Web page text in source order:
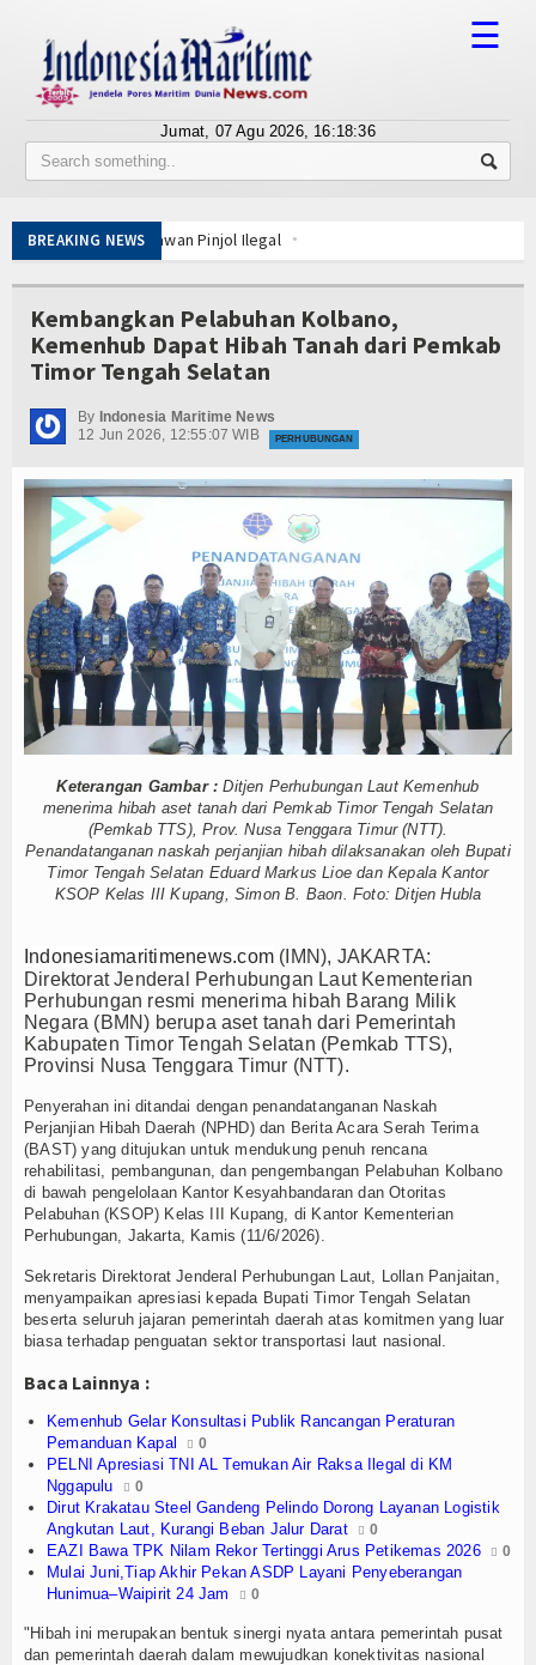
Tentang Kami
Berita
BUMN
Editorial
Ekspose
Hankam
Hukum
Internasional
Kelautan dan Perikanan
Khazanah
Logistik
Nasional
News
Olahraga
Perhubungan
Religi
Opini
Pelabuhan
Politik
Seni & Budaya
Sorot
Tauziah
Tokoh
Wisata
TV
☰
Jumat, 07 Agu 2026, 16:18:36
BREAKING NEWS
Lawan Pinjol Ilegal
Esensi Perlindungan Nyawa
Pemindai Peti Kemas Ekspor
Kelola
Belitung
Nelayan Merah Putih
IPC TPK-Kejari Jakut Perpanjang Kerja Sama Hukum
Motor Harley Pretelan dari China Diselundupkan Lewat Tanjung Priok
Esensi Perlindungan Nyawa
Pemindai Peti Kemas Ekspor
Kelola
Belitung
Nelayan Merah Putih
Lawan Pinjol Ilegal
IPC TPK-Kejari Jakut Perpanjang Kerja Sama Hukum
Motor Harley Pretelan dari China Diselundupkan Lewat Tanjung Priok
Esensi Perlindungan Nyawa
Pemindai Peti Kemas Ekspor
Kelola
Belitung
Nelayan Merah Putih
Kembangkan Pelabuhan Kolbano,
Kemenhub Dapat Hibah Tanah dari Pemkab
Timor Tengah Selatan
By Indonesia Maritime News
12 Jun 2026, 12:55:07 WIB
PERHUBUNGAN
Keterangan Gambar : Ditjen Perhubungan Laut Kemenhub
menerima hibah aset tanah dari Pemkab Timor Tengah Selatan
(Pemkab TTS), Prov. Nusa Tenggara Timur (NTT).
Penandatanganan naskah perjanjian hibah dilaksanakan oleh Bupati
Timor Tengah Selatan Eduard Markus Lioe dan Kepala Kantor
KSOP Kelas III Kupang, Simon B. Baon. Foto: Ditjen Hubla
Indonesiamaritimenews.com (IMN), JAKARTA:
Direktorat Jenderal Perhubungan Laut Kementerian
Perhubungan resmi menerima hibah Barang Milik
Negara (BMN) berupa aset tanah dari Pemerintah
Kabupaten Timor Tengah Selatan (Pemkab TTS),
Provinsi Nusa Tenggara Timur (NTT).
Penyerahan ini ditandai dengan penandatanganan Naskah
Perjanjian Hibah Daerah (NPHD) dan Berita Acara Serah Terima
(BAST) yang ditujukan untuk mendukung penuh rencana
rehabilitasi, pembangunan, dan pengembangan Pelabuhan Kolbano
di bawah pengelolaan Kantor Kesyahbandaran dan Otoritas
Pelabuhan (KSOP) Kelas III Kupang, di Kantor Kementerian
Perhubungan, Jakarta, Kamis (11/6/2026).
Sekretaris Direktorat Jenderal Perhubungan Laut, Lollan Panjaitan,
menyampaikan apresiasi kepada Bupati Timor Tengah Selatan
beserta seluruh jajaran pemerintah daerah atas komitmen yang luar
biasa terhadap penguatan sektor transportasi laut nasional.
Baca Lainnya :
Kemenhub Gelar Konsultasi Publik Rancangan Peraturan
Pemanduan Kapal
0
PELNI Apresiasi TNI AL Temukan Air Raksa Ilegal di KM
Nggapulu
0
Dirut Krakatau Steel Gandeng Pelindo Dorong Layanan Logistik
Angkutan Laut, Kurangi Beban Jalur Darat
0
EAZI Bawa TPK Nilam Rekor Tertinggi Arus Petikemas 2026 0
Mulai Juni,Tiap Akhir Pekan ASDP Layani Penyeberangan
Hunimua–Waipirit 24 Jam
0
"Hibah ini merupakan bentuk sinergi nyata antara pemerintah pusat
dan pemerintah daerah dalam mewujudkan konektivitas nasional